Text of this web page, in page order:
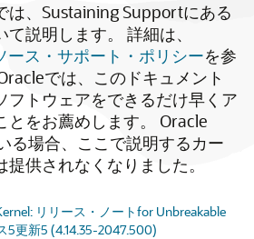
は、Sustaining Supportにある
説明します。
詳細は、
ース・サポート・ポリシーを参
では、このドキュメント
フトウェアをできるだけ早くア
をお薦めします。
Oracle
る場合、ここで説明するカー
供されなくなりました。
リリース・ノートfor Unbreakable
5更新5 (4.14.35-2047.500)